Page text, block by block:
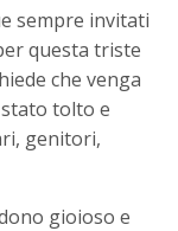
sempre invitati
questa triste
che venga
tolto e
genitori,
gioioso e